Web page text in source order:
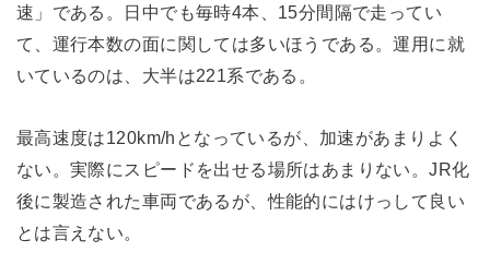
速」である。日中でも毎時4本、15分間隔で走ってい
て、運行本数の面に関しては多いほうである。運用に就
いているのは、大半は221系である。
最高速度は120km/hとなっているが、加速があまりよく
ない。実際にスピードを出せる場所はあまりない。JR化
後に製造された車両であるが、性能的にはけっして良い
とは言えない。